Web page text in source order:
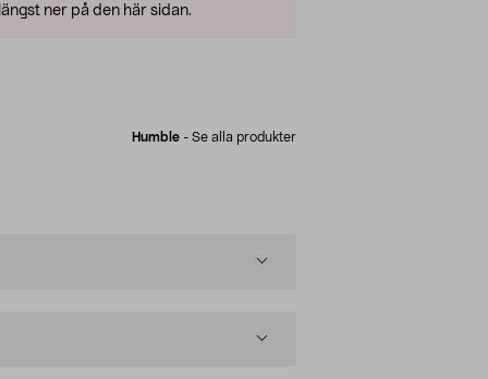
ner på den här sidan.
Humble - Se alla produkter